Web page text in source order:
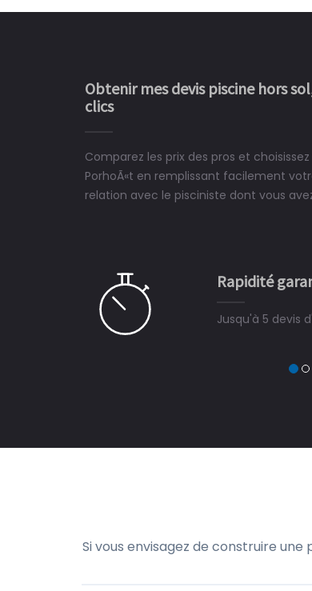
Obtenir mes devis piscine hors
clics
Comparez les prix des pros et
PorhoÃ«t en remplissant facilement
relation avec le pisciniste dont vous
Rapidité
Jusqu'à 5 devis
ne peut plus s'en passer.
Le rêve
construit chez
Si vous envisagez de construire